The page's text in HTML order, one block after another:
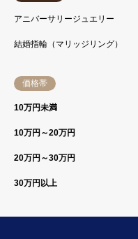
アニバーサリージュエリー
結婚指輪（マリッジリング）
価格帯
10万円未満
10万円～20万円
20万円～30万円
30万円以上